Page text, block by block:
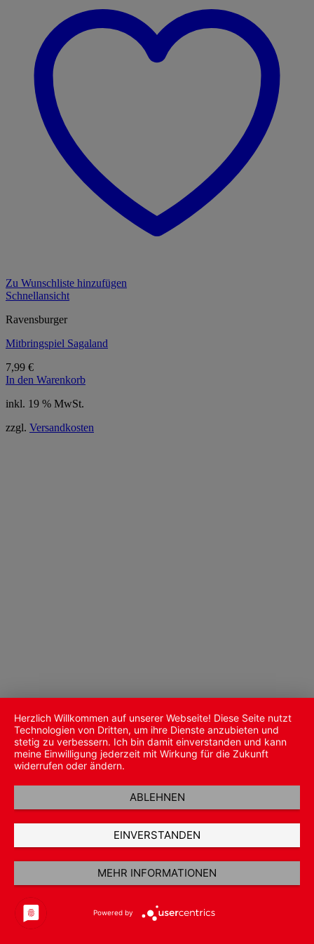
Zu Wunschliste hinzufügen
Schnellansicht
Ravensburger
Mitbringspiel Sagaland
7,99 €
In den Warenkorb
inkl. 19 % MwSt.
zzgl. Versandkosten
Herzlich Willkommen auf unserer Webseite! Diese Seite nutzt
Technologien von Dritten, um ihre Dienste anzubieten und
stetig zu verbessern. Ich bin damit einverstanden und kann
meine Einwilligung jederzeit mit Wirkung für die Zukunft
widerrufen oder ändern.
ABLEHNEN
EINVERSTANDEN
MEHR INFORMATIONEN
Powered by